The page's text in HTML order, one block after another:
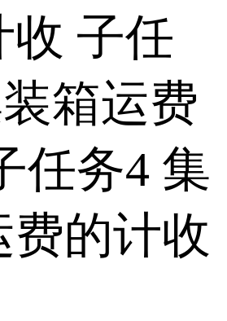
收 子任
箱运费
任务4 集
费的计收